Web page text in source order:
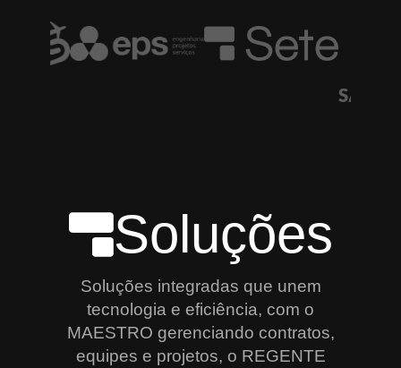
Soluções
Soluções integradas que unem
tecnologia e eficiência, com o
MAESTRO gerenciando contratos,
equipes e projetos, o REGENTE